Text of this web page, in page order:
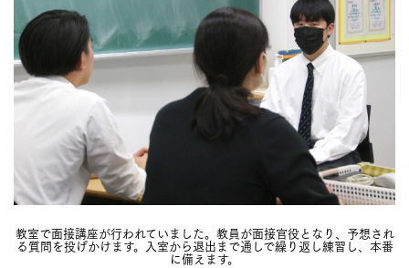
教室で面接講座が行われていました。教員が面接官役となり、予想され
る質問を投げかけます。入室から退出まで通しで繰り返し練習し、本番
に備えます。